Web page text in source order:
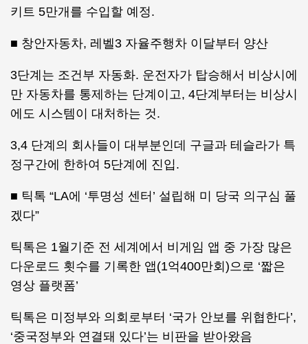
키트 5만개를 수입할 예정.
■ 창안자동차, 레벨3 자율주행차 이달부터 양산
3단계는 조건부 자동화. 운전자가 탑승해서 비상시에
만 자동차를 통제하는 단계이고, 4단계부터는 비상시
에도 시스템이 대처하는 것.
3,4 단계의 회사들이 대부분인데 구글과 테슬라가 특
정구간에 한하여 5단계에 진입.
■ 틱톡 “LA에 ‘투명성 센터’ 설립해 미 당국 의구심 풀
겠다”
틱톡은 1월기준 전 세계에서 비게임 앱 중 가장 많은
다운로드 횟수를 기록한 앱(1억400만회)으로 ‘짧은
영상 플랫폼’
틱톡은 미정부와 의회로부터 ‘국가 안보를 위협한다’,
‘중국정부와 연결돼 있다’는 비판을 받아왔음